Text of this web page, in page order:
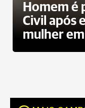
Homem é
Civil após
mulher em